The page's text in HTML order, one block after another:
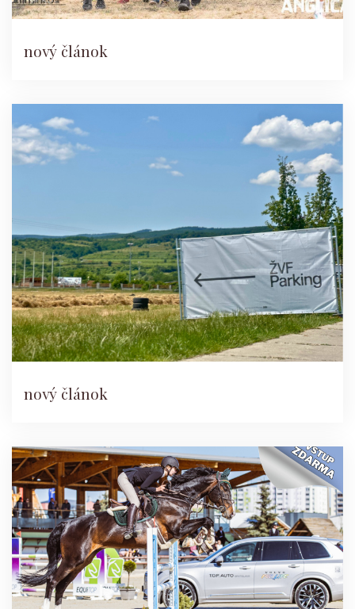
nový článok
nový článok